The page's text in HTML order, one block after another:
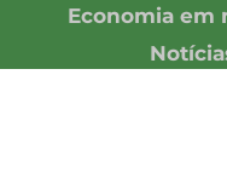
Economia em